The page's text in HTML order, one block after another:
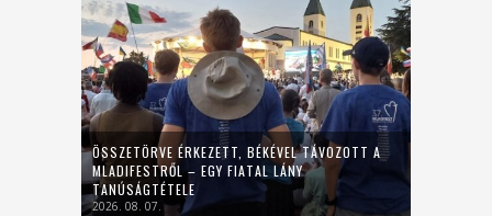
ÖSSZETÖRVE ÉRKEZETT, BÉKÉVEL TÁVOZOTT A
MLADIFESTRŐL – EGY FIATAL LÁNY
TANÚSÁGTÉTELE
2026. 08. 07.